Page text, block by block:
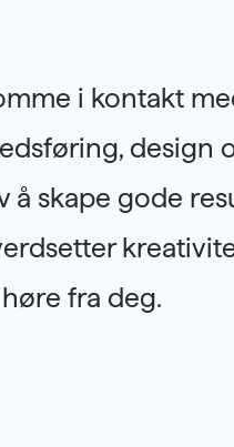
i kontakt
design
skape gode
fra deg.